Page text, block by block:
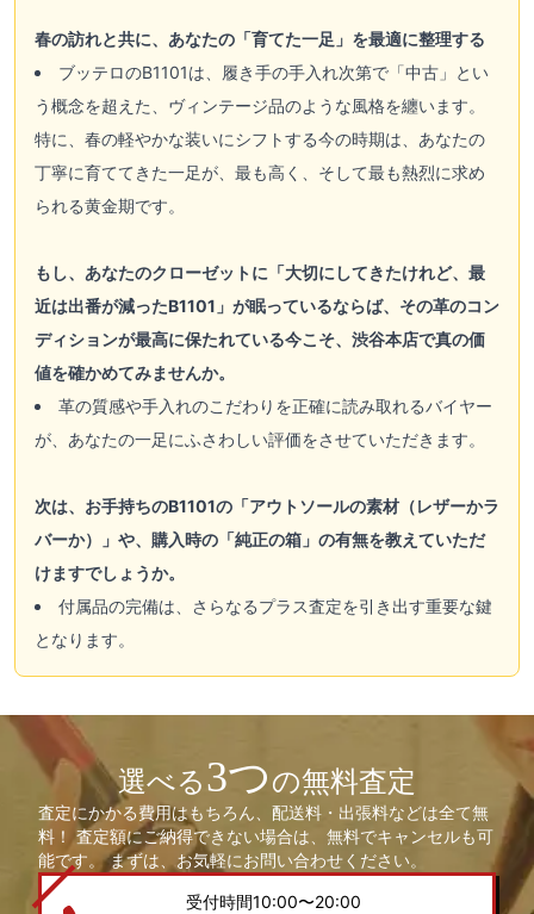
春の訪れと共に、あなたの「育てた一足」を最適に整理する
ブッテロのB1101は、履き手の手入れ次第で「中古」とい
う概念を超えた、ヴィンテージ品のような風格を纏います。
特に、春の軽やかな装いにシフトする今の時期は、あなたの
丁寧に育ててきた一足が、最も高く、そして最も熱烈に求め
られる黄金期です。
もし、あなたのクローゼットに「大切にしてきたけれど、最
近は出番が減ったB1101」が眠っているならば、その革のコン
ディションが最高に保たれている今こそ、渋谷本店で真の価
値を確かめてみませんか。
革の質感や手入れのこだわりを正確に読み取れるバイヤー
が、あなたの一足にふさわしい評価をさせていただきます。
次は、お手持ちのB1101の「アウトソールの素材（レザーかラ
バーか）」や、購入時の「純正の箱」の有無を教えていただ
けますでしょうか。
付属品の完備は、さらなるプラス査定を引き出す重要な鍵
となります。
選べる3つの無料査定
査定にかかる費用はもちろん、配送料・出張料などは全て無
料！ 査定額にご納得できない場合は、無料でキャンセルも可
能です。 まずは、お気軽にお問い合わせください。
受付時間10:00〜20:00